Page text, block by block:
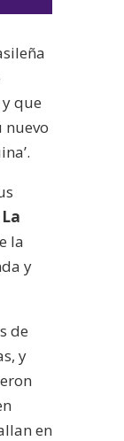
que
nuevo
La
la
y
de
y
en